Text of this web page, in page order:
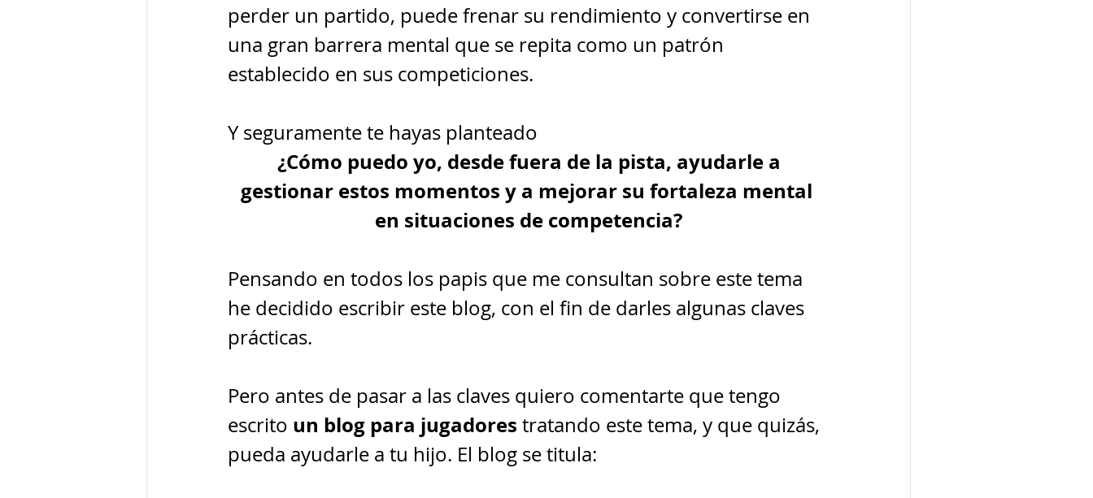
perder un partido, puede frenar su rendimiento y convertirse en
una gran barrera mental que se repita como un patrón
establecido en sus competiciones.
Y seguramente te hayas planteado
¿Cómo puedo yo, desde fuera de la pista, ayudarle a
gestionar estos momentos y a mejorar su fortaleza mental
en situaciones de competencia?
Pensando en todos los papis que me consultan sobre este tema
he decidido escribir este blog, con el fin de darles algunas claves
prácticas.
Pero antes de pasar a las claves quiero comentarte que tengo
escrito un blog para jugadores tratando este tema, y que quizás,
pueda ayudarle a tu hijo. El blog se titula: